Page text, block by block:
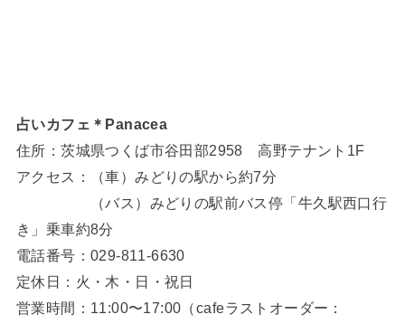
占いカフェ＊Panacea
住所：茨城県つくば市谷田部2958 高野テナント1F
アクセス：（車）みどりの駅から約7分
（バス）みどりの駅前バス停「牛久駅西口行
き」乗車約8分
電話番号：029-811-6630
定休日：火・木・日・祝日
営業時間：11:00〜17:00（cafeラストオーダー：